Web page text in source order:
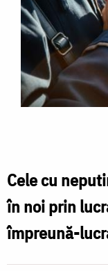
Cele cu
în noi prin
împreună-